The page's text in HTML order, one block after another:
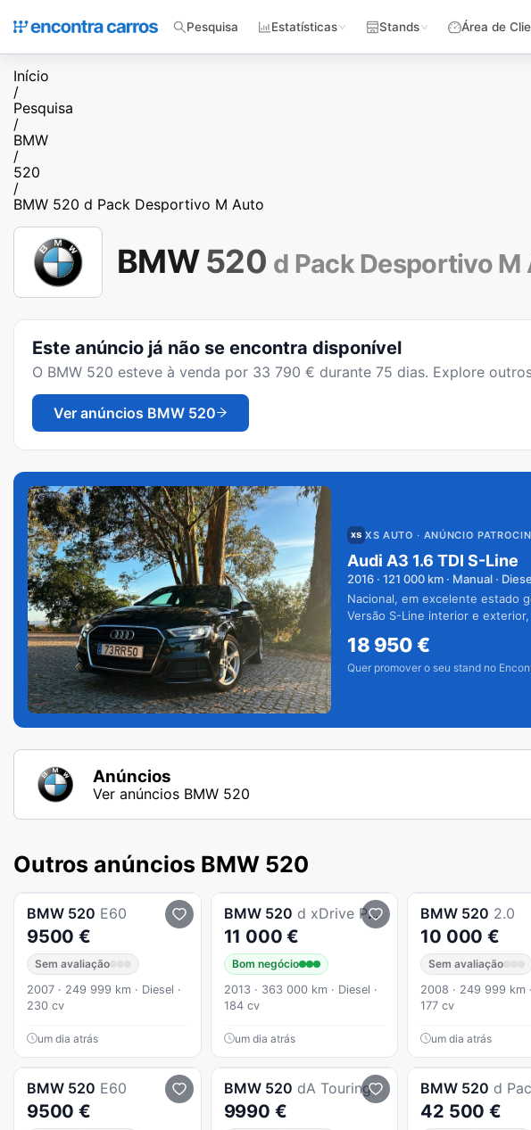
Pesquisa Estatísticas Stands Área de
Início
/
Pesquisa
/
BMW
/
520
/
BMW 520 d Pack Desportivo M Auto
BMW 520 d Pack Desportivo M
Este anúncio já não se encontra disponível
O BMW 520 esteve à venda por 33 790 € durante 75 dias. Explore
Ver anúncios BMW 520
XS AUTO · ANÚNCIO
Audi A3 1.6 TDI S-Line
2016 · 121 000 km · Manual ·
Nacional, em excelente estado
Versão S-Line interior e
18 950€
Quer promover o seu stand no
Anúncios
Ver anúncios BMW 520
Outros anúncios BMW 520
BMW 520 E60
9500 €
Sem avaliação
2007 · 249 999 km · Diesel ·
230 cv
um dia atrás
BMW 520 d xDrive Pack M Auto
11 000 €
Bom negócio
2013 · 363 000 km · Diesel ·
184 cv
um dia atrás
BMW 520 2.0
10 000 €
Sem avaliação
2008 · 249 999 km
177 cv
um dia atrás
BMW 520 E60
9500 €
BMW 520 dA Touring
9990 €
BMW 520 d Pack
42 500 €